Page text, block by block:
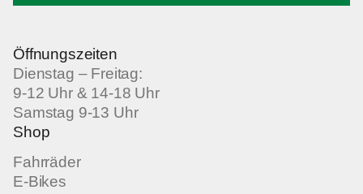
Öffnungszeiten
Dienstag – Freitag:
9-12 Uhr & 14-18 Uhr
Samstag 9-13 Uhr
Shop
Fahrräder
E-Bikes